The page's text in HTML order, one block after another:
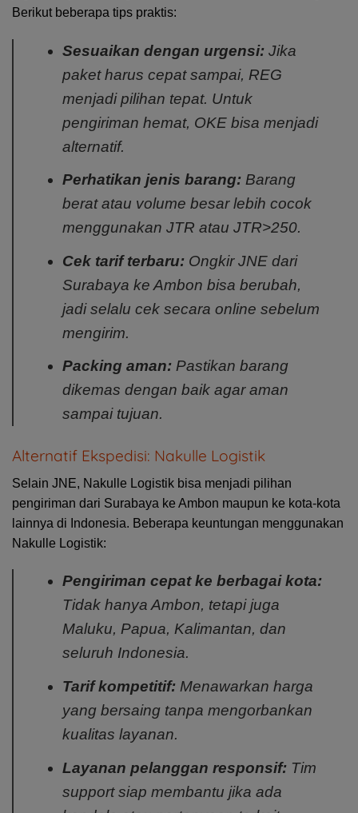
Berikut beberapa tips praktis:
Sesuaikan dengan urgensi:Jika
paket harus cepat sampai, REG
menjadi pilihan tepat. Untuk
pengiriman hemat, OKE bisa menjadi
alternatif.
Perhatikan jenis barang:Barang
berat atau volume besar lebih cocok
menggunakan JTR atau JTR>250.
Cek tarif terbaru:Ongkir JNE dari
Surabaya ke Ambon bisa berubah,
jadi selalu cek secara online sebelum
mengirim.
Packing aman:Pastikan barang
dikemas dengan baik agar aman
sampai tujuan.
Alternatif Ekspedisi: Nakulle Logistik
Selain JNE, Nakulle Logistik bisa menjadi pilihan
pengiriman dari Surabaya ke Ambon maupun ke kota-kota
lainnya di Indonesia. Beberapa keuntungan menggunakan
Nakulle Logistik:
Pengiriman cepat ke berbagai kota:
Tidak hanya Ambon, tetapi juga
Maluku, Papua, Kalimantan, dan
seluruh Indonesia.
Tarif kompetitif:Menawarkan harga
yang bersaing tanpa mengorbankan
kualitas layanan.
Layanan pelanggan responsif:Tim
support siap membantu jika ada